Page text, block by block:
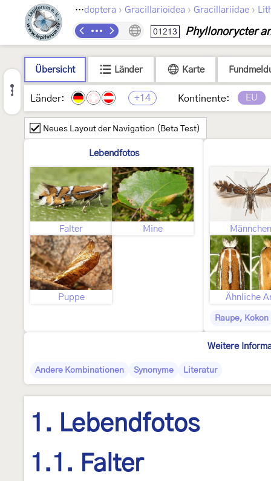
Lepidoptera › Gracillarioidea › Gracillariidae ›
01213 Phyllonorycter
Übersicht Länder Karte
Länder: +14 Kontinente: EU
Neues Layout der Navigation (Beta Test)
Lebendfotos
Falter Mine
Puppe
Männchen
Ähnliche
Raupe, Kokon
Weitere
Andere Kombinationen Synonyme Literatur
1. Lebendfotos
1.1. Falter